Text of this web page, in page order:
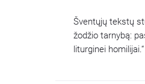
Šventųjų tekstų
žodžio tarnybą:
liturginei